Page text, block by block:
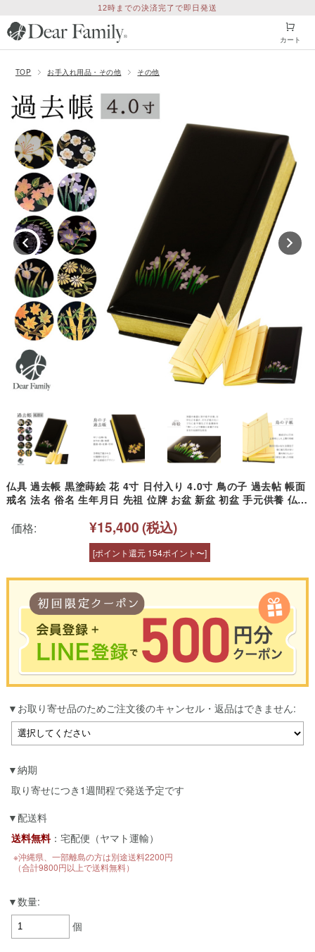
12時までの決済完了で即日発送
カート
TOP お手入れ用品・その他 その他
仏具 過去帳 黒塗蒔絵 花 4寸 日付入り 4.0寸 鳥の子 過去帖 帳面
戒名 法名 俗名 生年月日 先祖 位牌 お盆 新盆 初盆 手元供養 仏事
価格: ¥15,400(税込)
[ポイント還元 154ポイント〜]
お買い物の前のご登録がおすすめです。
LINEのアカウントを使って簡単に会員登録＆ログインすることも可能です。
お取り寄せ品のためご注文後のキャンセル・返品はできません:
納期
取り寄せにつき1週間程で発送予定です
配送料
送料無料：宅配便（ヤマト運輸）
※沖縄県、一部離島の方は別途送料2200円
（合計9800円以上で送料無料）
数量:
個